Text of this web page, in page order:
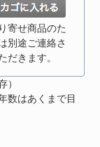
寄せ商品のた
別途ご連絡さ
だきます。
）
数はあくまで目